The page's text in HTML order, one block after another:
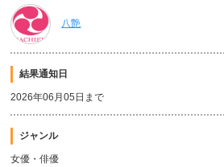
八艶
結果通知日
2026年06月05日まで
ジャンル
女優・俳優